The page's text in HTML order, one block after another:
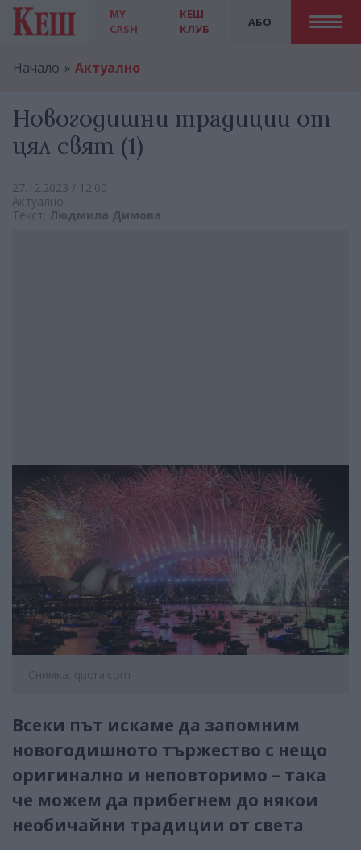
MY
CASH
АБО
КЕШ
КЛУБ
Начало Актуално
Новогодишни традиции от
цял свят (1)
27.12.2023 / 12:00
Актуално
Текст: Людмила Димова
Снимка: quora.com
Всеки път искаме да запомним
новогодишното тържество с нещо
оригинално и неповторимо – така
че можем да прибегнем до някои
необичайни традиции от света